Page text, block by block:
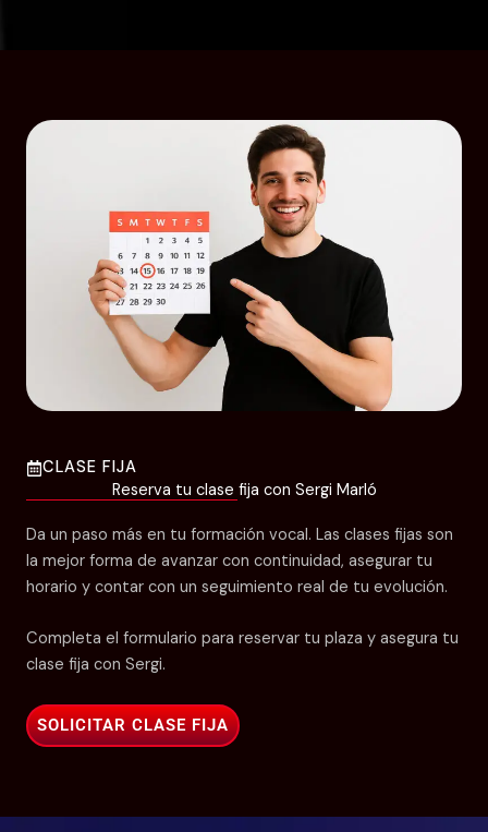
CLASE FIJA
Reserva tu clase fija con Sergi Marló
Da un paso más en tu formación vocal. Las clases fijas son
la mejor forma de avanzar con continuidad, asegurar tu
horario y contar con un seguimiento real de tu evolución.
Completa el formulario para reservar tu plaza y asegura tu
clase fija con Sergi.
SOLICITAR CLASE FIJA